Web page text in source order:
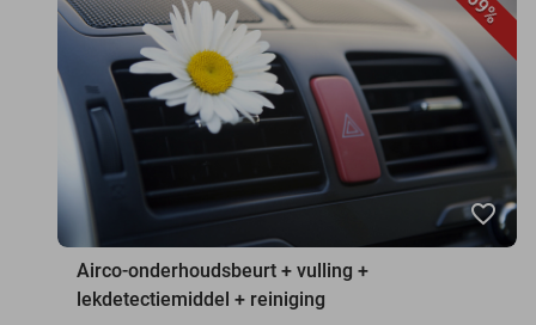
favorite_border
Airco-onderhoudsbeurt + vulling +
lekdetectiemiddel + reiniging